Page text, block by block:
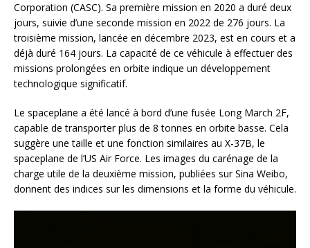
Corporation (CASC). Sa première mission en 2020 a duré deux
jours, suivie d’une seconde mission en 2022 de 276 jours. La
troisième mission, lancée en décembre 2023, est en cours et a
déjà duré 164 jours. La capacité de ce véhicule à effectuer des
missions prolongées en orbite indique un développement
technologique significatif.
Le spaceplane a été lancé à bord d’une fusée Long March 2F,
capable de transporter plus de 8 tonnes en orbite basse. Cela
suggère une taille et une fonction similaires au X-37B, le
spaceplane de l’US Air Force. Les images du carénage de la
charge utile de la deuxième mission, publiées sur Sina Weibo,
donnent des indices sur les dimensions et la forme du véhicule.